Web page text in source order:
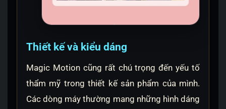
Thiết kế và kiểu dáng
Magic Motion cũng rất chú trọng đến yếu tố
thẩm mỹ trong thiết kế sản phẩm của mình.
Các dòng máy thường mang những hình dáng